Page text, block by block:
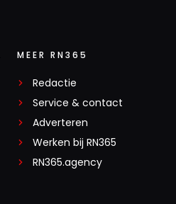
MEER RN365
Redactie
Service & contact
Adverteren
Werken bij RN365
RN365.agency